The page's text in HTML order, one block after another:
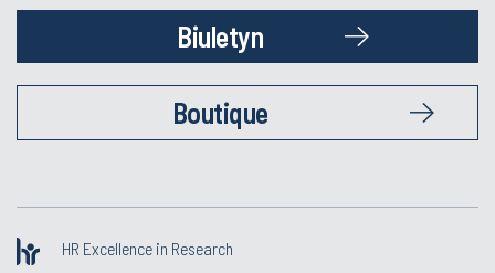
Biuletyn
Boutique
HR Excellence in Research